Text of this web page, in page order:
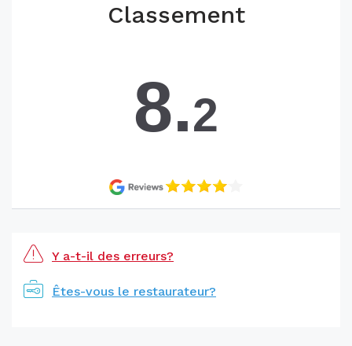
Classement
8.2
Y a-t-il des erreurs?
Êtes-vous le restaurateur?